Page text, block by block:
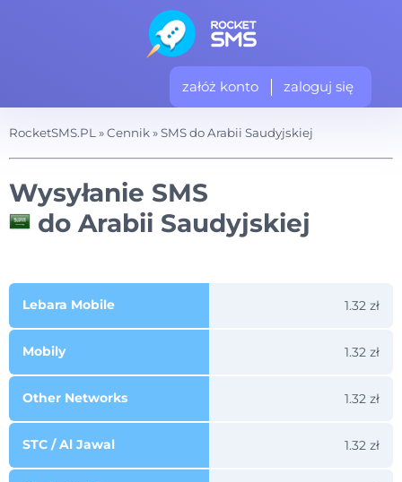
załóż konto zaloguj się
RocketSMS.PL »Cennik»SMS do Arabii Saudyjskiej
Wysyłanie SMS
do Arabii Saudyjskiej
Lebara Mobile 1.32 zł
Mobily 1.32 zł
Other Networks 1.32 zł
STC / Al Jawal 1.32 zł